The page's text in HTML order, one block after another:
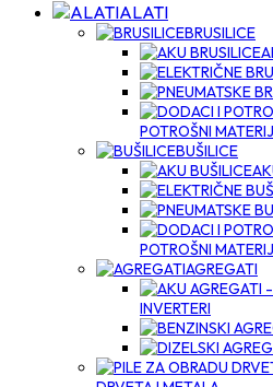
ALATI
BRUSILICE
POTROŠNI
BUŠILICE
POTROŠNI
AGREGATI
INVERTERI